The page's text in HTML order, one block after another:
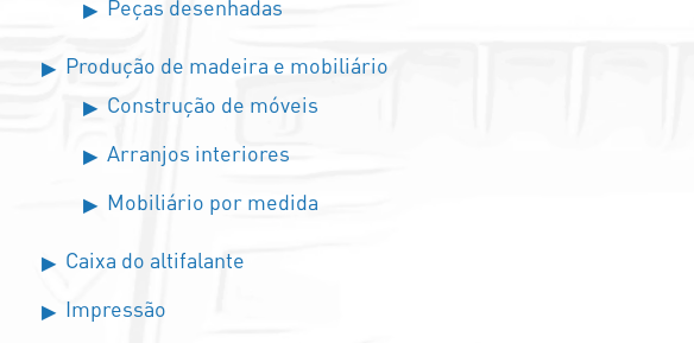
Peças desenhadas
Produção de madeira e mobiliário
Construção de móveis
Arranjos interiores
Mobiliário por medida
Caixa do altifalante
Impressão